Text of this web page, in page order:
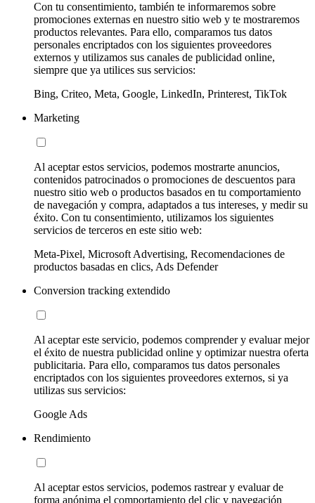
Con tu consentimiento, también te informaremos sobre
promociones externas en nuestro sitio web y te mostraremos
productos relevantes. Para ello, comparamos tus datos
personales encriptados con los siguientes proveedores
externos y utilizamos sus canales de publicidad online,
siempre que ya utilices sus servicios:
Bing, Criteo, Meta, Google, LinkedIn, Printerest, TikTok
Marketing
Al aceptar estos servicios, podemos mostrarte anuncios,
contenidos patrocinados o promociones de descuentos para
nuestro sitio web o productos basados en tu comportamiento
de navegación y compra, adaptados a tus intereses, y medir su
éxito. Con tu consentimiento, utilizamos los siguientes
servicios de terceros en este sitio web:
Meta-Pixel, Microsoft Advertising, Recomendaciones de
productos basadas en clics, Ads Defender
Conversion tracking extendido
Al aceptar este servicio, podemos comprender y evaluar mejor
el éxito de nuestra publicidad online y optimizar nuestra oferta
publicitaria. Para ello, comparamos tus datos personales
encriptados con los siguientes proveedores externos, si ya
utilizas sus servicios:
Google Ads
Rendimiento
Al aceptar estos servicios, podemos rastrear y evaluar de
forma anónima el comportamiento del clic y navegación